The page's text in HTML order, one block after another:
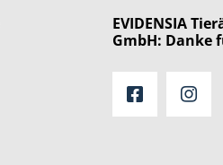
EVIDENSIA
GmbH: Danke